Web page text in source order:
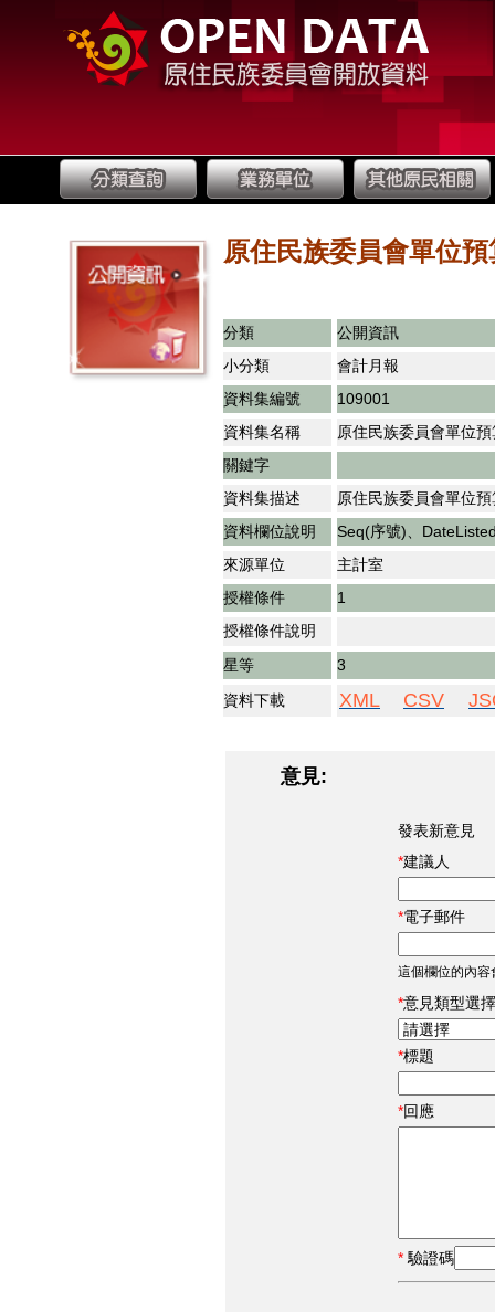
原住民族委員會單位
分類
公開資訊
小分類
會計月報
資料集編號
109001
資料集名稱
原住民族委員會單位
關鍵字
資料集描述
原住民族委員會單位
資料欄位說明
Seq(序號)、
來源單位
主計室
授權條件
1
授權條件說明
星等
3
資料下載
XML CSV
意見:
發表新意見
建議人
電子郵件
這個欄位的內容
意見類型選擇
標題
回應
驗證碼